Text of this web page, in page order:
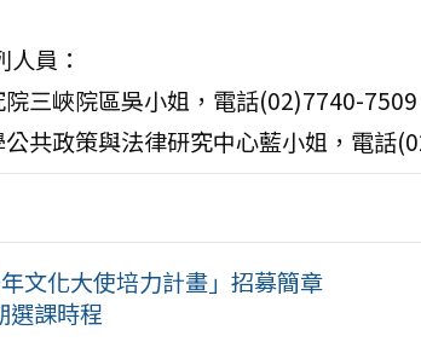
員：
三峽院區吳小姐，電話(02)7740-7509
共政策與法律研究中心藍小姐，電話
文化大使培力計畫」招募簡章
選課時程